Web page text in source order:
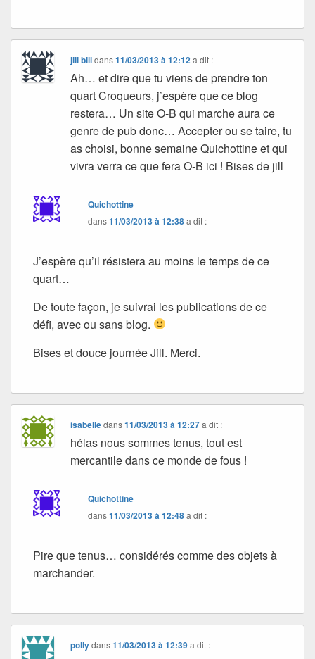
jill billdans11/03/2013 à 12:12 a dit :
Ah… et dire que tu viens de prendre ton
quart Croqueurs, j’espère que ce blog
restera… Un site O-B qui marche aura ce
genre de pub donc… Accepter ou se taire, tu
as choisi, bonne semaine Quichottine et qui
vivra verra ce que fera O-B ici ! Bises de jill
Quichottine
dans11/03/2013 à 12:38a dit :
J’espère qu’il résistera au moins le temps de ce
quart…
De toute façon, je suivrai les publications de ce
défi, avec ou sans blog.
Bises et douce journée Jill. Merci.
isabelledans11/03/2013 à 12:27 a dit :
hélas nous sommes tenus, tout est
mercantile dans ce monde de fous !
Quichottine
dans11/03/2013 à 12:48a dit :
Pire que tenus… considérés comme des objets à
marchander.
pollydans11/03/2013 à 12:39 a dit :